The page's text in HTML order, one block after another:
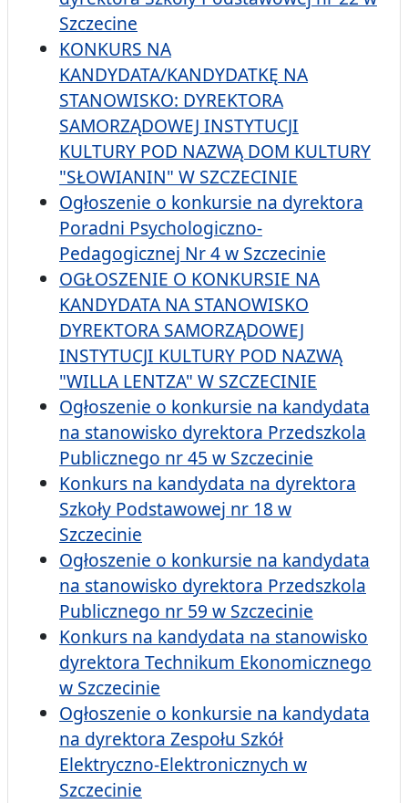
Szczecine
KONKURS NA
KANDYDATA/KANDYDATKĘ NA
STANOWISKO: DYREKTORA
SAMORZĄDOWEJ INSTYTUCJI
KULTURY POD NAZWĄ DOM KULTURY
"SŁOWIANIN" W SZCZECINIE
Ogłoszenie o konkursie na dyrektora
Poradni Psychologiczno-
Pedagogicznej Nr 4 w Szczecinie
OGŁOSZENIE O KONKURSIE NA
KANDYDATA NA STANOWISKO
DYREKTORA SAMORZĄDOWEJ
INSTYTUCJI KULTURY POD NAZWĄ
"WILLA LENTZA" W SZCZECINIE
Ogłoszenie o konkursie na kandydata
na stanowisko dyrektora Przedszkola
Publicznego nr 45 w Szczecinie
Konkurs na kandydata na dyrektora
Szkoły Podstawowej nr 18 w
Szczecinie
Ogłoszenie o konkursie na kandydata
na stanowisko dyrektora Przedszkola
Publicznego nr 59 w Szczecinie
Konkurs na kandydata na stanowisko
dyrektora Technikum Ekonomicznego
w Szczecinie
Ogłoszenie o konkursie na kandydata
na dyrektora Zespołu Szkół
Elektryczno-Elektronicznych w
Szczecinie